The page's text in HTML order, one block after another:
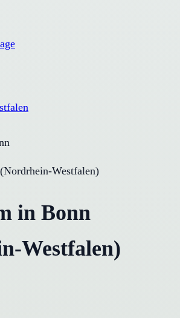
(Nordrhein-Westfalen)
in Bonn
Westfalen)